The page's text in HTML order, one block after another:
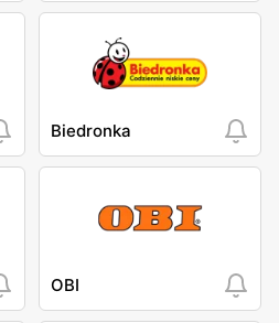
Biedronka
OBI